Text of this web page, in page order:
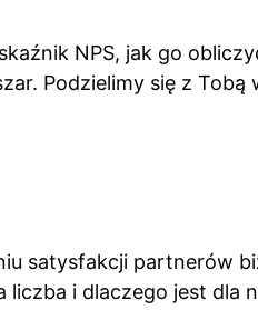
NPS, jak go
Podzielimy się z
satysfakcji partnerów
liczba i dlaczego jest dla